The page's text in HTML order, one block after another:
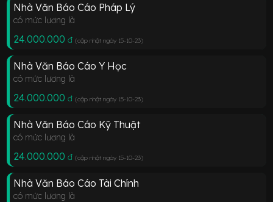
Nhà Văn Báo Cáo Pháp Lý
có mức lương là
24.000.000 đ (cập nhật ngày 15-10-23)
Nhà Văn Báo Cáo Y Học
có mức lương là
24.000.000 đ (cập nhật ngày 15-10-23)
Nhà Văn Báo Cáo Kỹ Thuật
có mức lương là
24.000.000 đ (cập nhật ngày 15-10-23)
Nhà Văn Báo Cáo Tài Chính
có mức lương là